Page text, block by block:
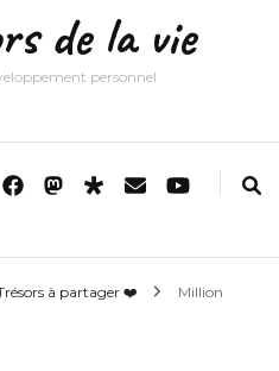
de la vie
personnel
à partager ❤️
Million